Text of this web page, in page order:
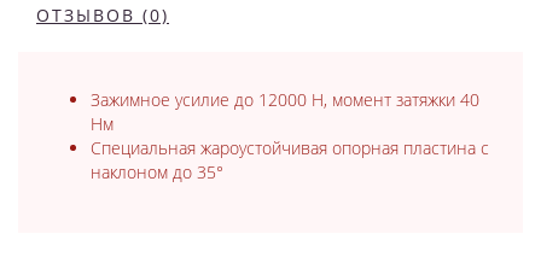
ОТЗЫВОВ (0)
Зажимное усилие до 12000 Н, момент затяжки 40
Нм
Специальная жароустойчивая опорная пластина с
наклоном до 35°